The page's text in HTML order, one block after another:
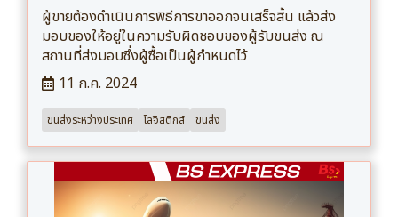
ผู้ขายต้องดำเนินการพิธีการขาออกจนเสร็จสิ้น แล้วส่ง
มอบของให้อยู่ในความรับผิดชอบของผู้รับขนส่ง ณ
สถานที่ส่งมอบซึ่งผู้ซื้อเป็นผู้กำหนดไว้
11 ก.ค. 2024
ขนส่งระหว่างประเทศ โลจิสติกส์ ขนส่ง